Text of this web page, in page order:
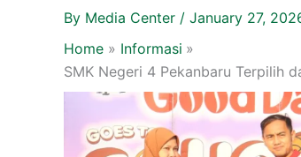
By Media Center / January 27,
Home
Informasi
SMK Negeri 4 Pekanbaru Terpilih